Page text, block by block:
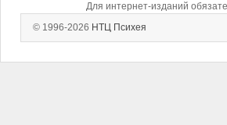
Для интернет-изданий
© 1996-2026 НТЦ Психея